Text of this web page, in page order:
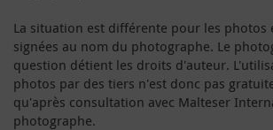
La situation est différente pour les photos
signées au nom du photographe. Le
question détient les droits d'auteur.
photos par des tiers n'est donc pas
qu'après consultation avec Malteser
photographe.